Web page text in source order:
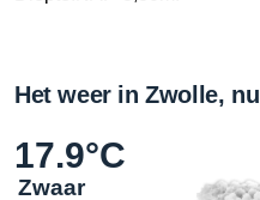
Het weer in Zwolle,
17.9°C
Zwaar